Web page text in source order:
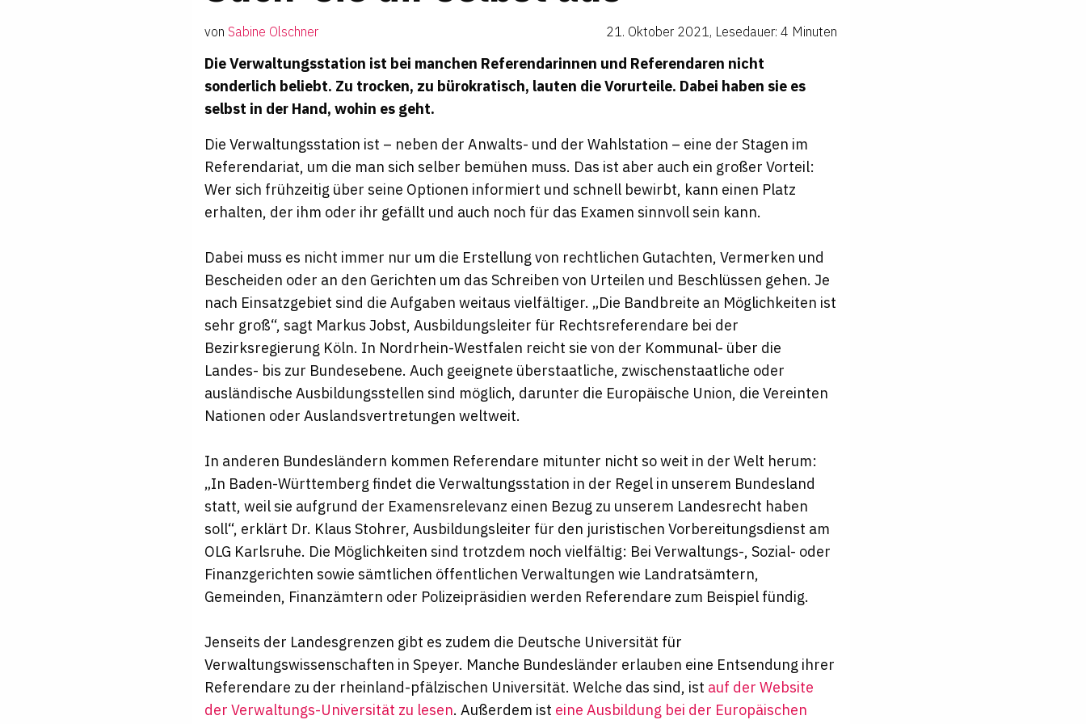
von Sabine Olschner 21. Oktober 2021, Lesedauer: 4 Minuten
Die Verwaltungsstation ist bei manchen Referendarinnen und Referendaren nicht
sonderlich beliebt. Zu trocken, zu bürokratisch, lauten die Vorurteile. Dabei haben sie es
selbst in der Hand, wohin es geht.
Die Verwaltungsstation ist – neben der Anwalts- und der Wahlstation – eine der Stagen im
Referendariat, um die man sich selber bemühen muss. Das ist aber auch ein großer Vorteil:
Wer sich frühzeitig über seine Optionen informiert und schnell bewirbt, kann einen Platz
erhalten, der ihm oder ihr gefällt und auch noch für das Examen sinnvoll sein kann.
Dabei muss es nicht immer nur um die Erstellung von rechtlichen Gutachten, Vermerken und
Bescheiden oder an den Gerichten um das Schreiben von Urteilen und Beschlüssen gehen. Je
nach Einsatzgebiet sind die Aufgaben weitaus vielfältiger. „Die Bandbreite an Möglichkeiten ist
sehr groß“, sagt Markus Jobst, Ausbildungsleiter für Rechtsreferendare bei der
Bezirksregierung Köln. In Nordrhein-Westfalen reicht sie von der Kommunal- über die
Landes- bis zur Bundesebene. Auch geeignete überstaatliche, zwischenstaatliche oder
ausländische Ausbildungsstellen sind möglich, darunter die Europäische Union, die Vereinten
Nationen oder Auslandsvertretungen weltweit.
In anderen Bundesländern kommen Referendare mitunter nicht so weit in der Welt herum:
„In Baden-Württemberg findet die Verwaltungsstation in der Regel in unserem Bundesland
statt, weil sie aufgrund der Examensrelevanz einen Bezug zu unserem Landesrecht haben
soll“, erklärt Dr. Klaus Stohrer, Ausbildungsleiter für den juristischen Vorbereitungsdienst am
OLG Karlsruhe. Die Möglichkeiten sind trotzdem noch vielfältig: Bei Verwaltungs-, Sozial- oder
Finanzgerichten sowie sämtlichen öffentlichen Verwaltungen wie Landratsämtern,
Gemeinden, Finanzämtern oder Polizeipräsidien werden Referendare zum Beispiel fündig.
Jenseits der Landesgrenzen gibt es zudem die Deutsche Universität für
Verwaltungswissenschaften in Speyer. Manche Bundesländer erlauben eine Entsendung ihrer
Referendare zu der rheinland-pfälzischen Universität. Welche das sind, ist auf der Website
der Verwaltungs-Universität zu lesen. Außerdem ist eine Ausbildung bei der Europäischen